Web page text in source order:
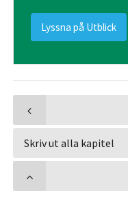
Lyssna på Utblick
Skriv ut alla kapitel